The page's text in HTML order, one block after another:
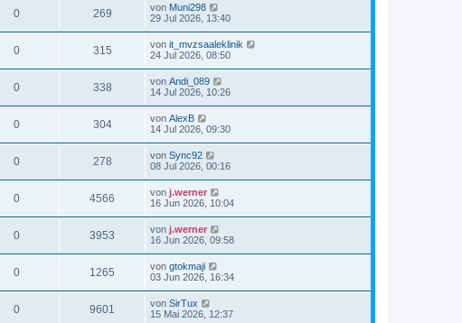
0 269 von Muni298
29 Jul 2026, 13:40
0 315 von it_mvzsaaleklinik
24 Jul 2026, 08:50
0 338 von Andi_089
14 Jul 2026, 10:26
0 304 von AlexB
14 Jul 2026, 09:30
0 278 von Sync92
08 Jul 2026, 00:16
0 4566 von j.werner
16 Jun 2026, 10:04
0 3953 von j.werner
16 Jun 2026, 09:58
0 1265 von gtokmaji
03 Jun 2026, 16:34
0 9601 von SirTux
15 Mai 2026, 12:37